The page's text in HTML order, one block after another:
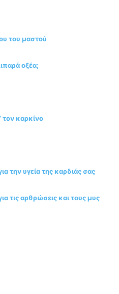
του μαστού
οξέα;
καρκίνο
την υγεία της καρδιάς σας
τις αρθρώσεις και τους μυς